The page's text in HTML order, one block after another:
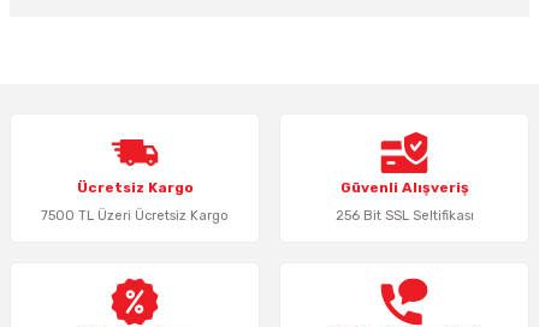
Ürün resmi kalitesiz, bozuk veya görüntülenemiyor.
Ürün açıklamasında eksik bilgiler bulunuyor.
Ürün bilgilerinde hatalar bulunuyor.
Bu ürüne benzer farklı alternatifler olmalı.
Ücretsiz Kargo
7500 TL Üzeri Ücretsiz Kargo
Güvenli Alışveriş
256 Bit SSL Seltifikası